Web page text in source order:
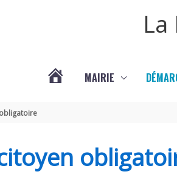
MAIRIE